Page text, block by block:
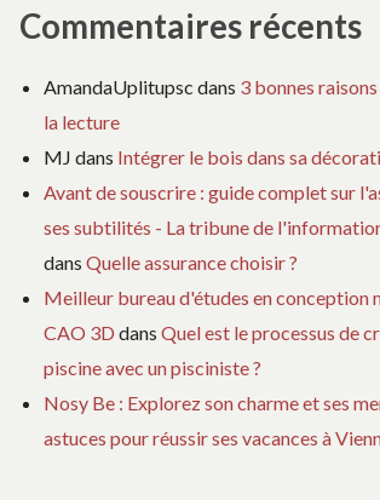
Commentaires récents
AmandaUplitupsc dans 3 bonnes
la lecture
MJ dans Intégrer le bois dans sa
Avant de souscrire : guide complet sur
ses subtilités - La tribune de
dans Quelle assurance choisir ?
Meilleur bureau d'études en conception
CAO 3D dans Quel est le processus de
piscine avec un pisciniste ?
Nosy Be : Explorez son charme et ses
astuces pour réussir ses vacances à